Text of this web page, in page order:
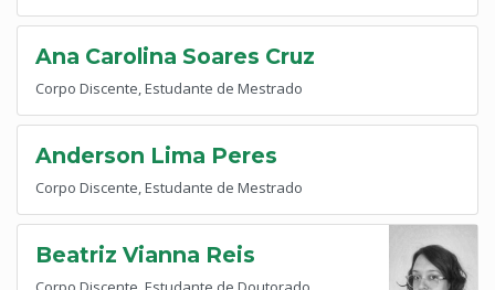
Ana Carolina Soares Cruz
Corpo Discente, Estudante de Mestrado
Anderson Lima Peres
Corpo Discente, Estudante de Mestrado
Beatriz Vianna Reis